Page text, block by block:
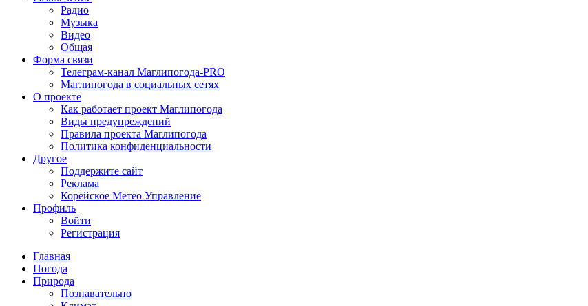
Радио
Музыка
Видео
Общая
Форма связи
Телеграм-канал Маглипогода-PRO
Маглипогода в социальных сетях
О проекте
Как работает проект Маглипогода
Виды предупреждений
Правила проекта Маглипогода
Политика конфиденциальности
Другое
Поддержите сайт
Реклама
Корейское Метео Управление
Профиль
Войти
Регистрация
Главная
Погода
Природа
Познавательно